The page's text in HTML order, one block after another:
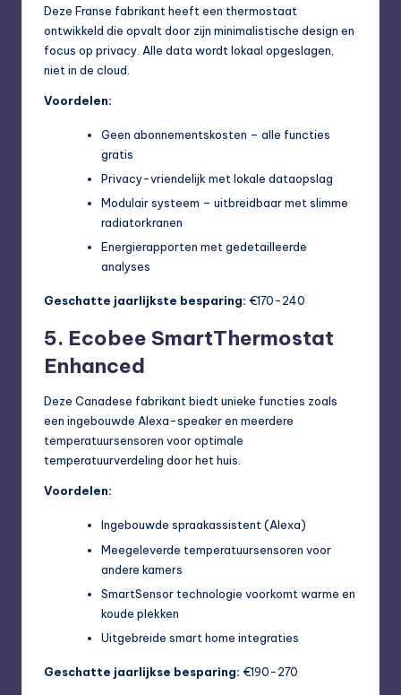
Deze Franse fabrikant heeft een thermostaat
ontwikkeld die opvalt door zijn minimalistische design en
focus op privacy. Alle data wordt lokaal opgeslagen,
niet in de cloud.
Voordelen:
Geen abonnementskosten – alle functies
gratis
Privacy-vriendelijk met lokale dataopslag
Modulair systeem – uitbreidbaar met slimme
radiatorkranen
Energierapporten met gedetailleerde
analyses
Geschatte jaarlijkste besparing: €170-240
5. Ecobee SmartThermostat
Enhanced
Deze Canadese fabrikant biedt unieke functies zoals
een ingebouwde Alexa-speaker en meerdere
temperatuursensoren voor optimale
temperatuurverdeling door het huis.
Voordelen:
Ingebouwde spraakassistent (Alexa)
Meegeleverde temperatuursensoren voor
andere kamers
SmartSensor technologie voorkomt warme en
koude plekken
Uitgebreide smart home integraties
Geschatte jaarlijkse besparing: €190-270